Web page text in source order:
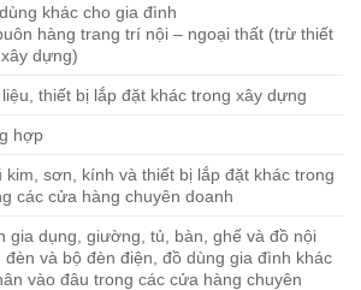
khác cho gia đình
hàng trang trí nội – ngoại thất (trừ thiết
dựng)
thiết bị lắp đặt khác trong xây dựng
hợp
kim, sơn, kính và thiết bị lắp đặt khác trong
các cửa hàng chuyên doanh
gia dụng, giường, tủ, bàn, ghế và đồ nội
và bộ đèn điện, đồ dùng gia đình khác
vào đâu trong các cửa hàng chuyên